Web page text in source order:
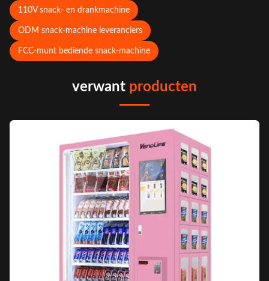
110V snack- en drankmachine
ODM snack-machine leveranciers
FCC-munt bediende snack-machine
verwant producten